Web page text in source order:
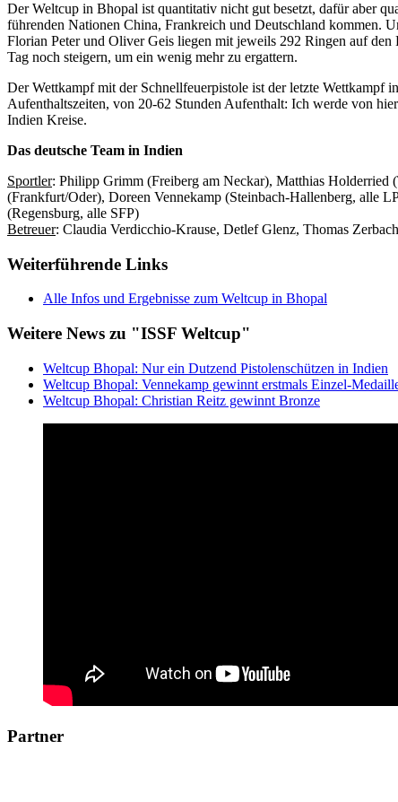
Der Weltcup in Bhopal ist quantitativ nicht gut besetzt, dafür aber
führenden Nationen China, Frankreich und Deutschland kommen.
Florian Peter und Oliver Geis liegen mit jeweils 292 Ringen auf
Tag noch steigern, um ein wenig mehr zu ergattern.
Der Wettkampf mit der Schnellfeuerpistole ist der letzte Wettkampf
Aufenthaltszeiten, von 20-62 Stunden Aufenthalt: Ich werde von
Indien Kreise.
Das deutsche Team in Indien
Sportler: Philipp Grimm (Freiberg am Neckar), Matthias Holderried
(Frankfurt/Oder), Doreen Vennekamp (Steinbach-Hallenberg, alle
(Regensburg, alle SFP)
Betreuer: Claudia Verdicchio-Krause, Detlef Glenz, Thomas
Weiterführende Links
Alle Infos und Ergebnisse zum Weltcup in Bhopal
Weitere News zu "ISSF Weltcup"
Weltcup Bhopal: Nur ein Dutzend Pistolenschützen in Indien
Weltcup Bhopal: Vennekamp gewinnt erstmals Einzel-
Weltcup Bhopal: Christian Reitz gewinnt Bronze
Partner